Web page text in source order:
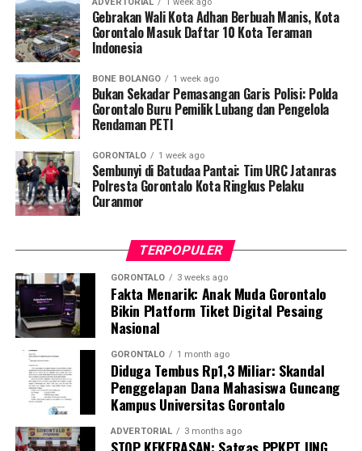
Penyuluhan difokuskan pada pemahaman mekanisme
penularan, pengenalan gejala awal, pentingnya
hingga tuntas, serta pengikisan stigma negatif terhadap
penyintas TBC di lingkungan warga.
“Literasi kesehatan warga adalah fondasi utama dalam
memutus rantai penularan TBC. Kami berupaya
menyampaikan edukasi yang persuasif dan mudah
dipahami agar warga tidak ragu melakukan pemeriksaan
apabila mengalami gejala batuk berkepanjangan,”
Selain skrining TBC, mahasiswa turut mendampingi
nakes Puskesmas Talaga Jaya dalam memberikan
pelayanan Cek Kesehatan Gratis (CKG), meliputi
pengukuran tekanan darah, cek kadar gula darah, dan
penapisan faktor risiko penyakit tidak menular (PTM)
sebagai upaya promotif-preventif.
Perwakilan DPL KKN-PK, Dr. dr. Vivien Novarina A.
Kasim, M.Kes., menegaskan bahwa keterlibatan
Gebrakan Wali Kota Adhan Berbuah Manis, Kota
Gorontalo Masuk Daftar 10 Kota Teraman
Indonesia
BONE BOLANGO 1 week ago
Bukan Sekadar Pemasangan Garis Polisi: Polda
Gorontalo Buru Pemilik Lubang dan Pengelola
Rendaman PETI
GORONTALO 1 week ago
Sembunyi di Batudaa Pantai: Tim URC Jatanras
Polresta Gorontalo Kota Ringkus Pelaku
Curanmor
TERPOPULER
GORONTALO 3 weeks ago
Fakta Menarik: Anak Muda Gorontalo
Bikin Platform Tiket Digital Pesaing
Nasional
GORONTALO 1 month ago
Diduga Tembus Rp1,3 Miliar: Skandal
Penggelapan Dana Mahasiswa Guncang
Kampus Universitas Gorontalo
ADVERTORIAL 3 months ago